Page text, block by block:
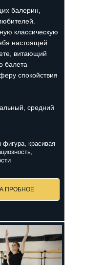
балерин,
классическую
настоящей
витающий
балета
спокойствия
средний
фигура, красивая
ПРОБНОЕ